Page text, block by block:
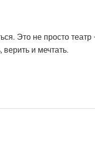
Это не просто театр
и мечтать.